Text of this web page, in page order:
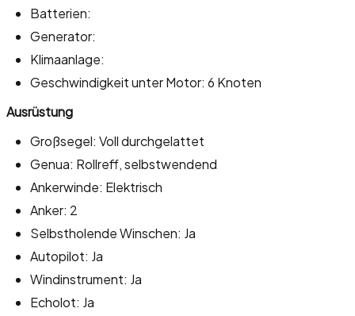
Batterien:
Generator:
Klimaanlage:
Geschwindigkeit unter Motor: 6 Knoten
Ausrüstung
Großsegel: Voll durchgelattet
Genua: Rollreff, selbstwendend
Ankerwinde: Elektrisch
Anker: 2
Selbstholende Winschen: Ja
Autopilot: Ja
Windinstrument: Ja
Echolot: Ja